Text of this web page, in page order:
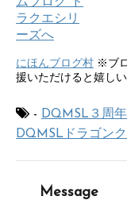
にほんブログ村 ※ブ
援いただけると嬉しい
- DQMSL３周
DQMSLドラゴン
Message